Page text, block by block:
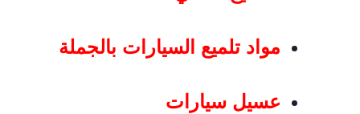
مواد تلميع السيارات بالجملة
عسيل سيارات